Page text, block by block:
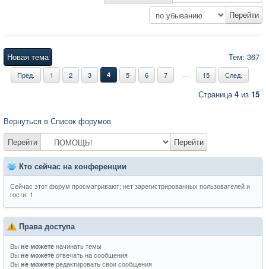
Новая тема Тем: 367
Пред. 1 2 3 4 5 6 7 ... 15 След.
Страница 4 из 15
Вернуться в Список форумов
Перейти
Перейти
Кто сейчас на конференции
Сейчас этот форум просматривают: нет зарегистрированных пользователей и
гости: 1
Права доступа
Вы не можете начинать темы
Вы не можете отвечать на сообщения
Вы не можете редактировать свои сообщения